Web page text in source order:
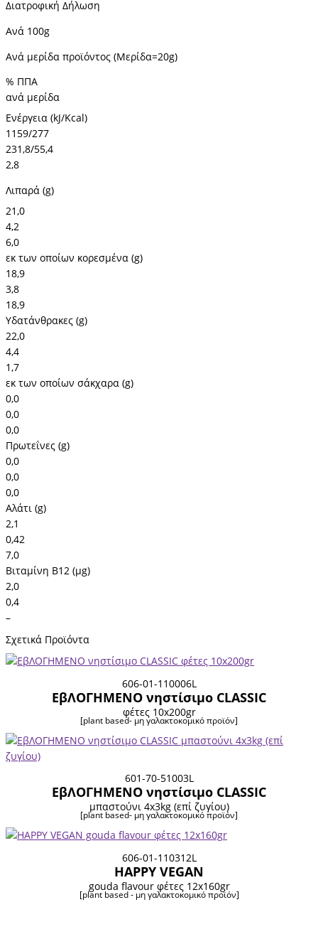
Διατροφική Δήλωση
Ανά 100g
Ανά μερίδα προϊόντος (Μερίδα=20g)
% ΠΠΑ
ανά μερίδα
Ενέργεια (kJ/Kcal)
1159/277
231,8/55,4
2,8
Λιπαρά (g)
21,0
4,2
6,0
εκ των οποίων κορεσμένα (g)
18,9
3,8
18,9
Υδατάνθρακες (g)
22,0
4,4
1,7
εκ των οποίων σάκχαρα (g)
0,0
0,0
0,0
Πρωτεΐνες (g)
0,0
0,0
0,0
Αλάτι (g)
2,1
0,42
7,0
Βιταμίνη Β12 (μg)
2,0
0,4
–
Σχετικά Προϊόντα
606-01-110006L
ΕβΛΟΓΗΜΕΝΟ νηστίσιμο CLASSIC
φέτες 10x200gr
[plant based- μη γαλακτοκομικό προϊόν]
601-70-51003L
ΕβΛΟΓΗΜΕΝΟ νηστίσιμο CLASSIC
μπαστούνι 4x3kg (επί ζυγίου)
[plant based- μη γαλακτοκομικό προϊόν]
606-01-110312L
HAPPY VEGAN
gouda flavour φέτες 12x160gr
[plant based - μη γαλακτοκομικό προϊόν]